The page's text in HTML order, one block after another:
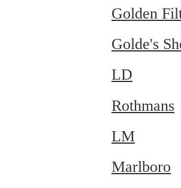
Golden
Golde's
LD
Rothmans
LM
Marlboro